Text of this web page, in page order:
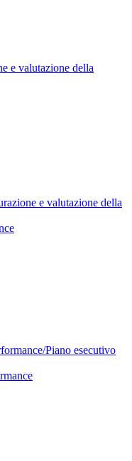
e valutazione della
e valutazione della
Piano esecutivo